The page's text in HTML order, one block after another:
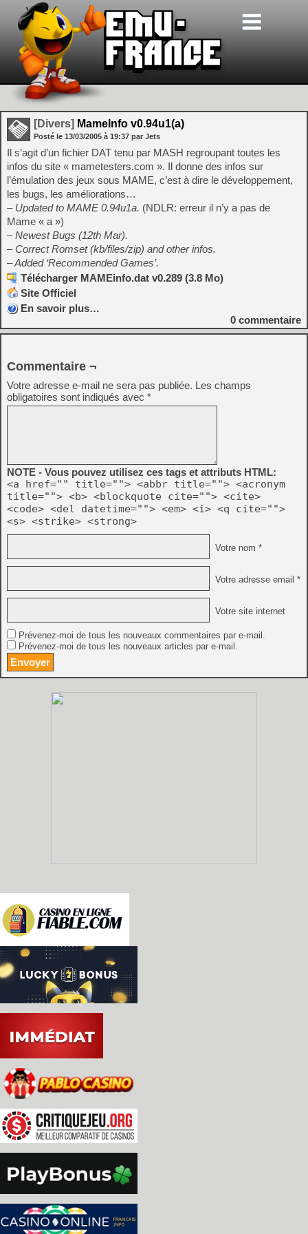
[Divers] MameInfo v0.94u1(a)
Posté le 13/03/2005 à 19:37 par Jets
Il s’agit d’un fichier DAT tenu par MASH regroupant toutes les
infos du site « mametesters.com ». Il donne des infos sur
l’émulation des jeux sous MAME, c’est à dire le développement,
les bugs, les améliorations…
– Updated to MAME 0.94u1a. (NDLR: erreur il n’y a pas de
Mame « a »)
– Newest Bugs (12th Mar).
– Correct Romset (kb/files/zip) and other infos.
– Added ‘Recommended Games’.
Télécharger MAMEinfo.dat v0.289 (3.8 Mo)
Site Officiel
En savoir plus…
0 commentaire
Commentaire ¬
Votre adresse e-mail ne sera pas publiée. Les champs
obligatoires sont indiqués avec *
NOTE - Vous pouvez utilisez ces tags et attributs HTML:
<a href="" title=""> <abbr title=""> <acronym
title=""> <b> <blockquote cite=""> <cite>
<code> <del datetime=""> <em> <i> <q cite="">
<s> <strike> <strong>
Votre nom *
Votre adresse email *
Votre site internet
Prévenez-moi de tous les nouveaux commentaires par e-mail.
Prévenez-moi de tous les nouveaux articles par e-mail.